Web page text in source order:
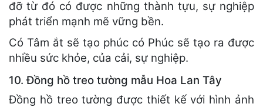
đỡ từ đó có được những thành tựu, sự nghiệp
phát triển mạnh mẽ vững bền.
Có Tâm ắt sẽ tạo phúc có Phúc sẽ tạo ra được
nhiều sức khỏe, của cải, sự nghiệp.
10. Đồng hồ treo tường mẫu Hoa Lan Tây
Đồng hồ treo tường được thiết kế với hình ảnh